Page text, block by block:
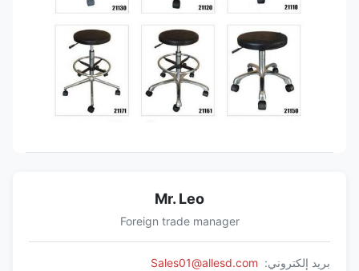
Mr. Leo
Foreign trade manager
بريد إلكتروني: Sales01@allesd.com